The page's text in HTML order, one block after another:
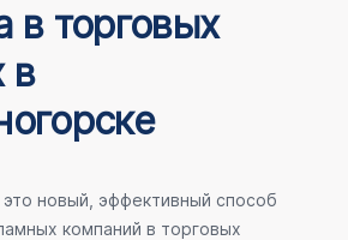
в торговых
в
новый, эффективный способ
компаний в торговых